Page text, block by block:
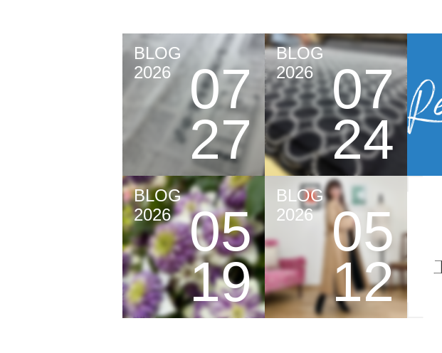
BLOG
2026
07
27
BLOG
2026
07
24
BLOG
2026
05
19
BLOG
2026
05
12